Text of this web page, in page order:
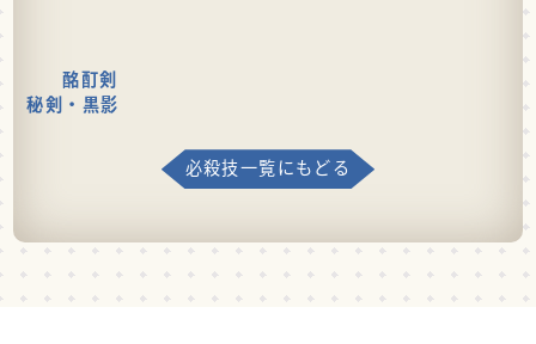
酩酊剣
秘剣・黒影
必殺技一覧にもどる